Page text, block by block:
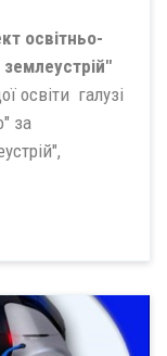
освітньо-
освіти галузі
за